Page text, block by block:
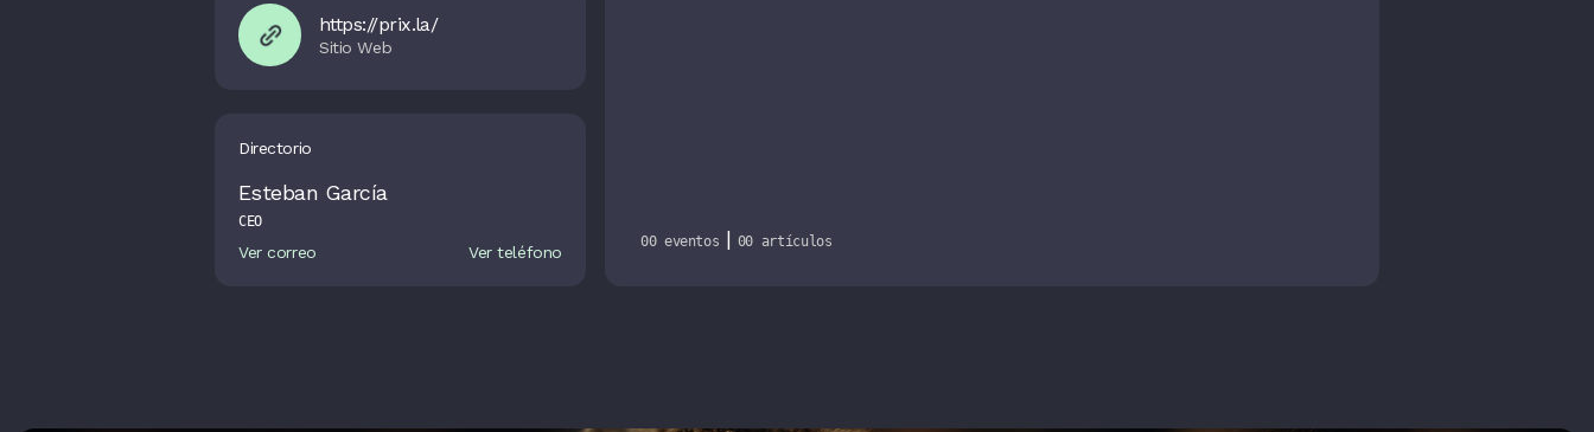
https://prix.la/
Directorio
Esteban García
CEO
Ver correo Ver teléfono
00 eventos | 00 artículos